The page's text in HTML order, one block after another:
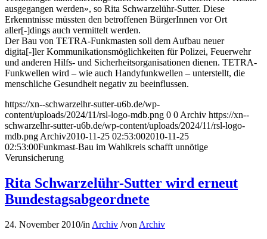
ausgegangen werden», so Rita Schwarzelühr-Sutter. Diese
Erkenntnisse müssten den betroffenen BürgerInnen vor Ort
aller[-]dings auch vermittelt werden.
Der Bau von TETRA-Funkmasten soll dem Aufbau neuer
digita[-]ler Kommunikationsmöglichkeiten für Polizei, Feuerwehr
und anderen Hilfs- und Sicherheitsorganisationen dienen. TETRA-
Funkwellen wird – wie auch Handyfunkwellen – unterstellt, die
menschliche Gesundheit negativ zu beeinflussen.
https://xn--schwarzelhr-sutter-u6b.de/wp-
content/uploads/2024/11/rsl-logo-mdb.png 0 0 Archiv https://xn--
schwarzelhr-sutter-u6b.de/wp-content/uploads/2024/11/rsl-logo-
mdb.png Archiv2010-11-25 02:53:002010-11-25
02:53:00Funkmast-Bau im Wahlkreis schafft unnötige
Verunsicherung
Rita Schwarzelühr-Sutter wird erneut
Bundestagsabgeordnete
24. November 2010/in Archiv /von Archiv